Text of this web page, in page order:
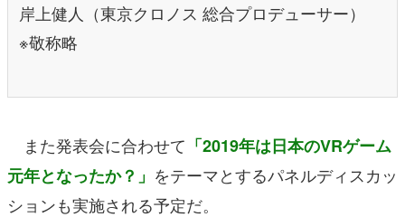
岸上健人（東京クロノス 総合プロデューサー）
※敬称略
また発表会に合わせて 「2019年は日本のVRゲーム
元年となったか？」 をテーマとするパネルディスカッ
ションも実施される予定だ。